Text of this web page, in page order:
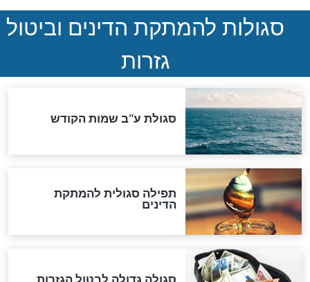
במרתפי מוסקבה: כתב היד
הנדיר של הרשב"ם התגלה
"מודה לקב"ה על כל השנים"
לכל המאמרים
אחרית הימים